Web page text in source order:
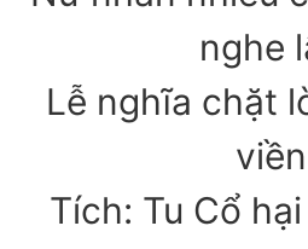
nghe
Lễ nghĩa chặt
viền
Tích: Tu Cổ